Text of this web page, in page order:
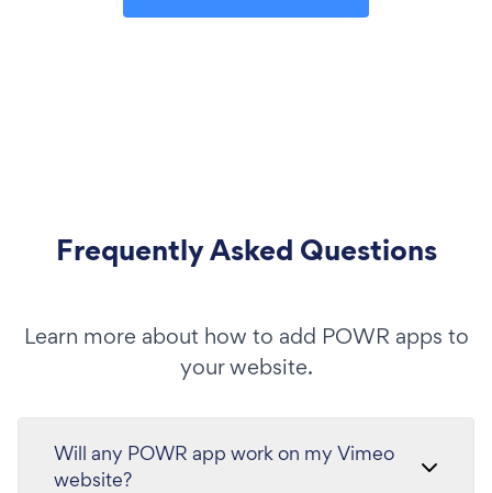
Frequently Asked Questions
Learn more about how to add POWR apps to
your website.
Will any POWR app work on my Vimeo
website?